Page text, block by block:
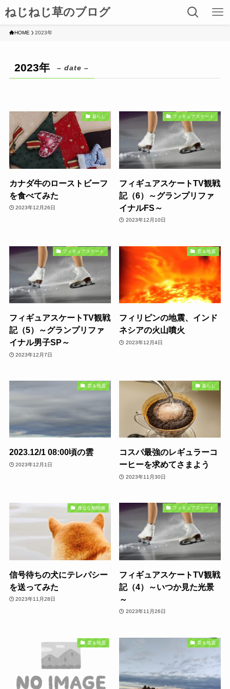
ねじねじ草のブログ
HOME 2023年
2023年 – date –
暮らし
カナダ牛のローストビーフ
を食べてみた
2023年12月26日
フィギュアスケート
フィギュアスケートTV観戦
記（6）～グランプリファ
イナルFS～
2023年12月10日
フィギュアスケート
フィギュアスケートTV観戦
記（5）～グランプリファ
イナル男子SP～
2023年12月7日
雲＆地震
フィリピンの地震、インド
ネシアの火山噴火
2023年12月4日
雲＆地震
2023.12/1 08:00頃の雲
2023年12月1日
暮らし
コスパ最強のレギュラーコ
ーヒーを求めてさまよう
2023年11月30日
身近な動植物
信号待ちの犬にテレパシー
を送ってみた
2023年11月28日
フィギュアスケート
フィギュアスケートTV観戦
記（4）～いつか見た光景
～
2023年11月26日
雲＆地震 雲＆地震